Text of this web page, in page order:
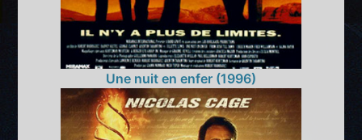
Une nuit en enfer (1996)